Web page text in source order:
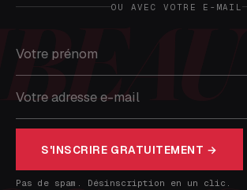
OU AVEC VOTRE E-MAIL
S'INSCRIRE GRATUITEMENT →
Pas de spam. Désinscription en un clic.